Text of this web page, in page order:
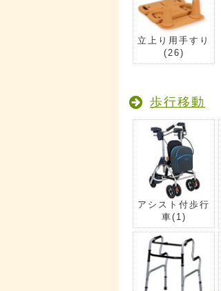
立上り用手すり
(26)
歩行移動
アシスト付歩行
車(1)